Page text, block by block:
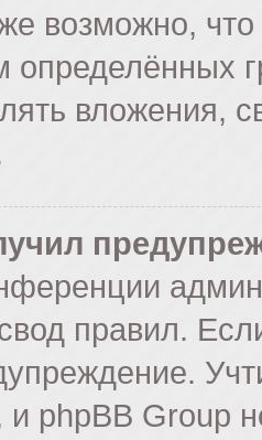
возможно,
определённых
вложения,
правил.
phpBB Group